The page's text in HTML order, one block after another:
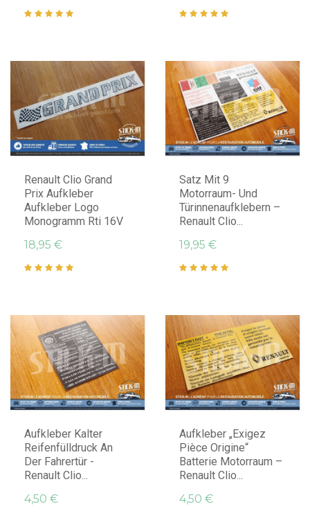
Renault Clio Grand
Prix Aufkleber
Aufkleber Logo
Monogramm Rti 16V
18,95 €
Satz Mit 9
Motorraum- Und
Türinnenaufklebern –
Renault Clio...
19,95 €
Aufkleber Kalter
Reifenfülldruck An
Der Fahrertür -
Renault Clio...
4,50 €
Aufkleber „Exigez
Pièce Origine“
Batterie Motorraum –
Renault Clio...
4,50 €